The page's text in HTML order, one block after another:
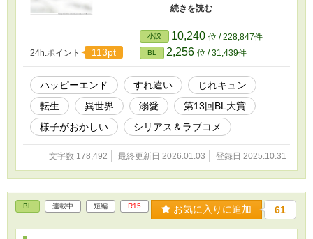
り、その前世の後悔から、エリゼオは今度こそ
フィン。彼は何と、義妹と両想いらしい。まだ
付き合えていない義妹とフィンの恋を応援しよ
うとするエリゼオ。けれどフィンの優しさに触
れ、気付けば自分がフィンを好きになってしま
った。 「この恋、早く諦めなくちゃ……」 本人
の思いとはうらはらに、フィンはエリゼオを放
っておかない。 この恋、どうなる！？ じれキ
ュン転生ファンタジー。ハピエンです。 番外
編。 リナルド×ガルディア。王族と近衞騎士の
恋。 ――忠誠を誓った相手を、愛してはいけな
いと思っていた。切ない身分差、年の差の恋。
恋の自覚は、相手が成人してからになります。
24h.ポイント 113pt
小説 10,240 位 / 228,847件
BL 2,256 位 / 31,439件
ハッピーエンド すれ違い
じれキュン
転生
異世界 溺愛
第13回BL大賞
様子がおかしい
シリアス＆ラブコメ
文字数 178,492 最終更新日 2026.01.03 登録日 2025.10.31
BL 連載中 短編 R15 お気に入りに追加 61